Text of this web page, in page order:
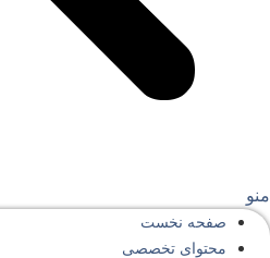
صفحه‌ نخست
محتوای‌ تخصصی